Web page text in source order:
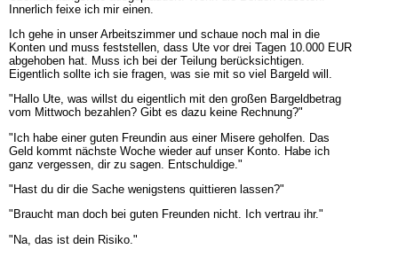
Innerlich feixe ich mir einen.
Ich gehe in unser Arbeitszimmer und schaue noch mal in die
Konten und muss feststellen, dass Ute vor drei Tagen 10.000 EUR
abgehoben hat. Muss ich bei der Teilung berücksichtigen.
Eigentlich sollte ich sie fragen, was sie mit so viel Bargeld will.
"Hallo Ute, was willst du eigentlich mit den großen Bargeldbetrag
vom Mittwoch bezahlen? Gibt es dazu keine Rechnung?"
"Ich habe einer guten Freundin aus einer Misere geholfen. Das
Geld kommt nächste Woche wieder auf unser Konto. Habe ich
ganz vergessen, dir zu sagen. Entschuldige."
"Hast du dir die Sache wenigstens quittieren lassen?"
"Braucht man doch bei guten Freunden nicht. Ich vertrau ihr."
"Na, das ist dein Risiko."